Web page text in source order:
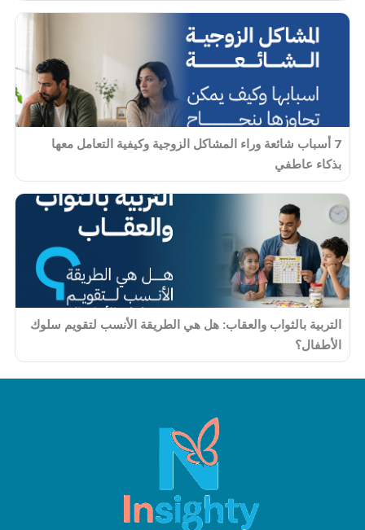
7 أسباب شائعة وراء المشاكل الزوجية وكيفية التعامل معها
بذكاء عاطفي
التربية بالثواب والعقاب: هل هي الطريقة الأنسب لتقويم سلوك
الأطفال؟